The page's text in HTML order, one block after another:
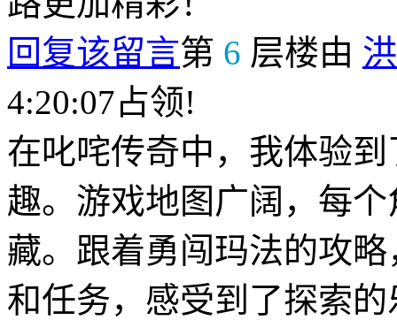
回复该留言第 6 层楼由
4:20:07占领!
在叱咤传奇中，我体验
趣。游戏地图广阔，每
藏。跟着勇闯玛法的攻
和任务，感受到了探索